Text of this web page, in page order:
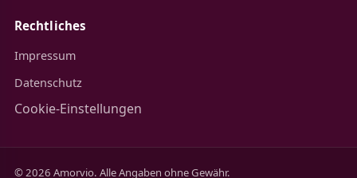
Rechtliches
Impressum
Datenschutz
Cookie-Einstellungen
© 2026 Amorvio. Alle Angaben ohne Gewähr.